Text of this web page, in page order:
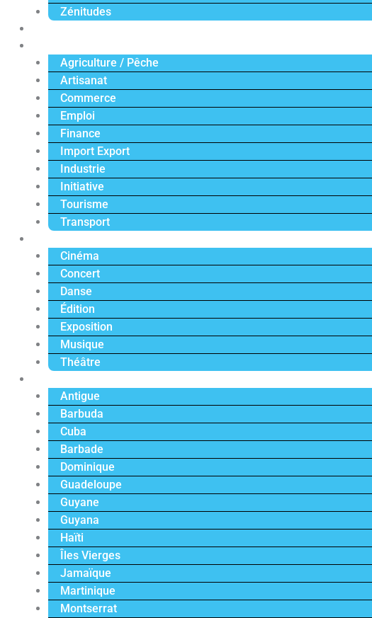
Zénitudes
Agriculture / Pêche
Artisanat
Commerce
Emploi
Finance
Import Export
Industrie
Initiative
Tourisme
Transport
Cinéma
Concert
Danse
Édition
Exposition
Musique
Théâtre
Antigue
Barbuda
Cuba
Barbade
Dominique
Guadeloupe
Guyane
Guyana
Haïti
Îles Vierges
Jamaïque
Martinique
Montserrat